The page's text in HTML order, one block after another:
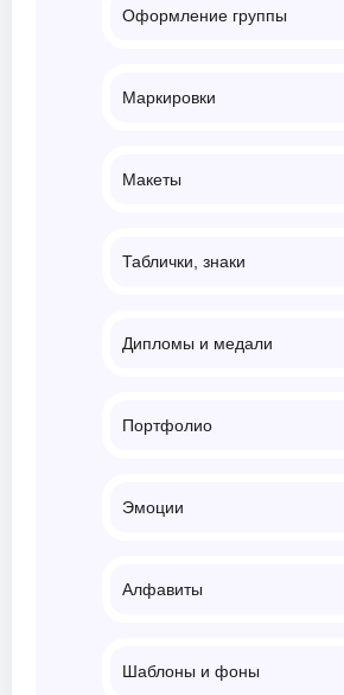
Оформление группы
Маркировки
Макеты
Таблички, знаки
Дипломы и медали
Портфолио
Эмоции
Алфавиты
Шаблоны и фоны